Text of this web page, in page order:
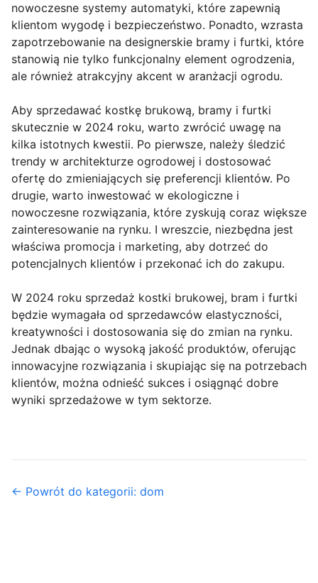
nowoczesne systemy automatyki, które zapewnią
klientom wygodę i bezpieczeństwo. Ponadto, wzrasta
zapotrzebowanie na designerskie bramy i furtki, które
stanowią nie tylko funkcjonalny element ogrodzenia,
ale również atrakcyjny akcent w aranżacji ogrodu.
Aby sprzedawać kostkę brukową, bramy i furtki
skutecznie w 2024 roku, warto zwrócić uwagę na
kilka istotnych kwestii. Po pierwsze, należy śledzić
trendy w architekturze ogrodowej i dostosować
ofertę do zmieniających się preferencji klientów. Po
drugie, warto inwestować w ekologiczne i
nowoczesne rozwiązania, które zyskują coraz większe
zainteresowanie na rynku. I wreszcie, niezbędna jest
właściwa promocja i marketing, aby dotrzeć do
potencjalnych klientów i przekonać ich do zakupu.
W 2024 roku sprzedaż kostki brukowej, bram i furtki
będzie wymagała od sprzedawców elastyczności,
kreatywności i dostosowania się do zmian na rynku.
Jednak dbając o wysoką jakość produktów, oferując
innowacyjne rozwiązania i skupiając się na potrzebach
klientów, można odnieść sukces i osiągnąć dobre
wyniki sprzedażowe w tym sektorze.
← Powrót do kategorii: dom